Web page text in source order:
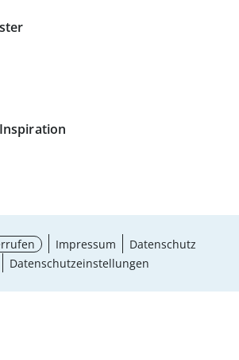
Impressum
Datenschutz
Datenschutzeinstellungen